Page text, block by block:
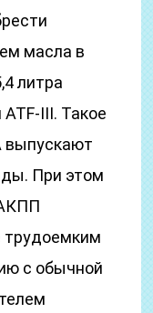
масла в
литра
III. Такое
При этом
трудоемким
с обычной